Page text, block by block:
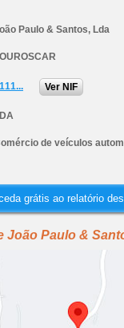
Paulo & Santos, Lda
Ver NIF
de veículos
grátis ao relatório
João Paulo &